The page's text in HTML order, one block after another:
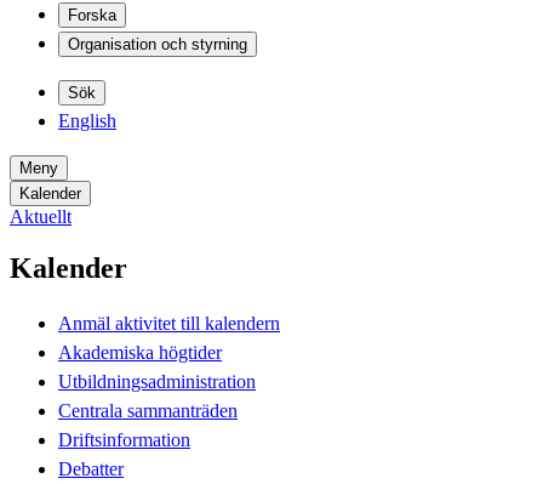
Forska
Organisation och styrning
Sök
English
Meny
Kalender
Aktuellt
Kalender
Anmäl aktivitet till kalendern
Akademiska högtider
Utbildningsadministration
Centrala sammanträden
Driftsinformation
Debatter